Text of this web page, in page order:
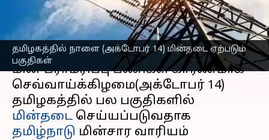
தமிழகத்தில் நாளை (அக்டோபர் 14) மின்தடை ஏற்படும்
பகுதிகள்
எழுதியவர் Sekar Chinnappan Oct 13, 2025 12:34 pm
செய்தி முன்னோட்டம்
மின் பராமரிப்பு பணிகள் காரணமாக
செவ்வாய்க்கிழமை(அக்டோபர் 14)
தமிழகத்தில் பல பகுதிகளில்
மின்தடை செய்யப்படுவதாக
தமிழ்நாடு மின்சார வாரியம்